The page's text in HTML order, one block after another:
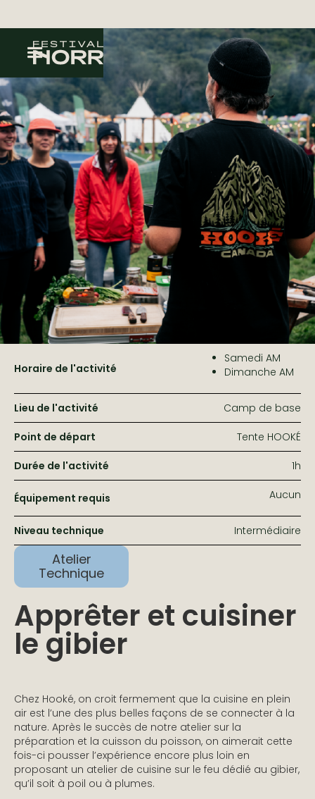
Horaire de l'activité
Samedi AM
Dimanche AM
Lieu de l'activité Camp de base
Point de départ Tente HOOKÉ
Durée de l'activité 1h
Équipement requis Aucun
Niveau technique Intermédiaire
Atelier
Technique
Apprêter et cuisiner
le gibier
Chez Hooké, on croit fermement que la cuisine en plein
air est l’une des plus belles façons de se connecter à la
nature. Après le succès de notre atelier sur la
préparation et la cuisson du poisson, on aimerait cette
fois-ci pousser l’expérience encore plus loin en
proposant un atelier de cuisine sur le feu dédié au gibier,
qu’il soit à poil ou à plumes.